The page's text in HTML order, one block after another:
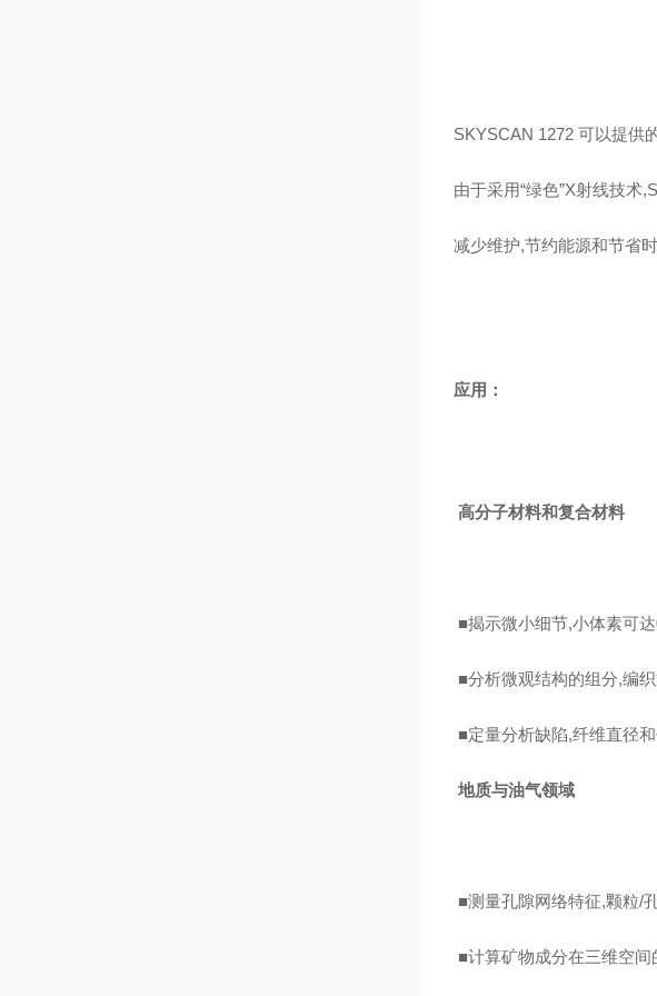
SKYSCAN 1272 可以提供
由于采用“绿色”X射线技术
减少维护,节约能源和节省
应用：
高分子材料和复合材料
■揭示微小细节,小体素可
■分析微观结构的组分,编
■定量分析缺陷,纤维直径
地质与油气领域
■测量孔隙网络特征,颗粒/
■计算矿物成分在三维空间